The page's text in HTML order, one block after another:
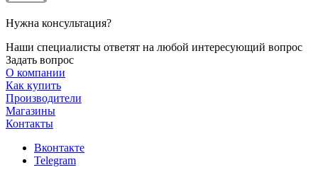
Нужна консультация?
Наши специалисты ответят на любой интересующий вопрос
Задать вопрос
О компании
Как купить
Производители
Магазины
Контакты
Вконтакте
Telegram